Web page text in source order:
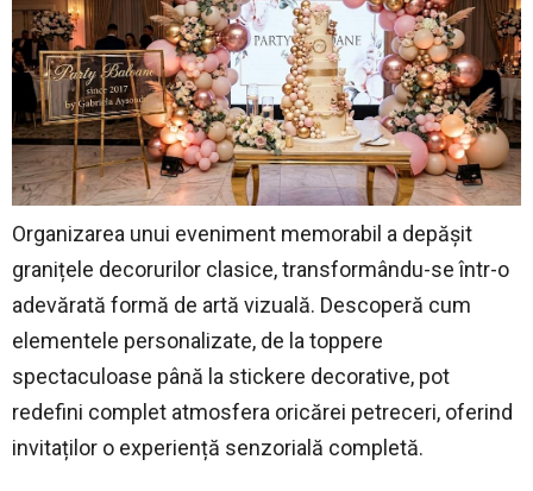
Organizarea unui eveniment memorabil a depășit
granițele decorurilor clasice, transformându-se într-o
adevărată formă de artă vizuală. Descoperă cum
elementele personalizate, de la toppere
spectaculoase până la stickere decorative, pot
redefini complet atmosfera oricărei petreceri, oferind
invitaților o experiență senzorială completă.